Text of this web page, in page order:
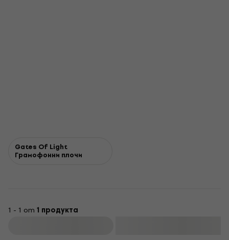
Gates Of Light
Грамофонни плочи
1 - 1 от 1 продукта